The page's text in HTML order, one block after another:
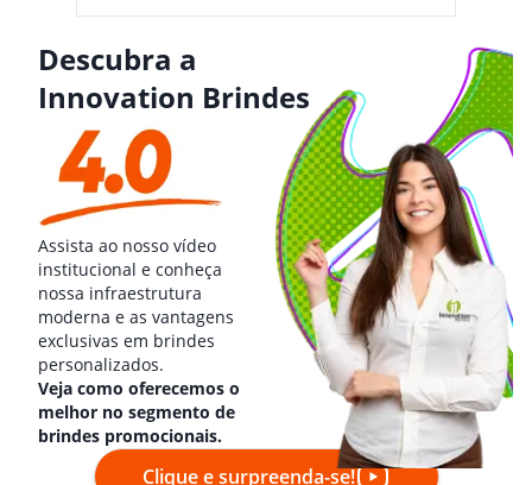
Descubra a
Innovation Brindes
Assista ao nosso vídeo
institucional e conheça
nossa infraestrutura
moderna e as vantagens
exclusivas em brindes
personalizados.
Veja como oferecemos o
melhor no segmento de
brindes promocionais.
Clique e surpreenda-se!